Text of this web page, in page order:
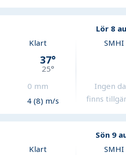
Lör 8
Klart
37°
25°
0 mm
4 (8) m/s
SMHI
Ingen
finns
Sön 9
Klart
SMHI